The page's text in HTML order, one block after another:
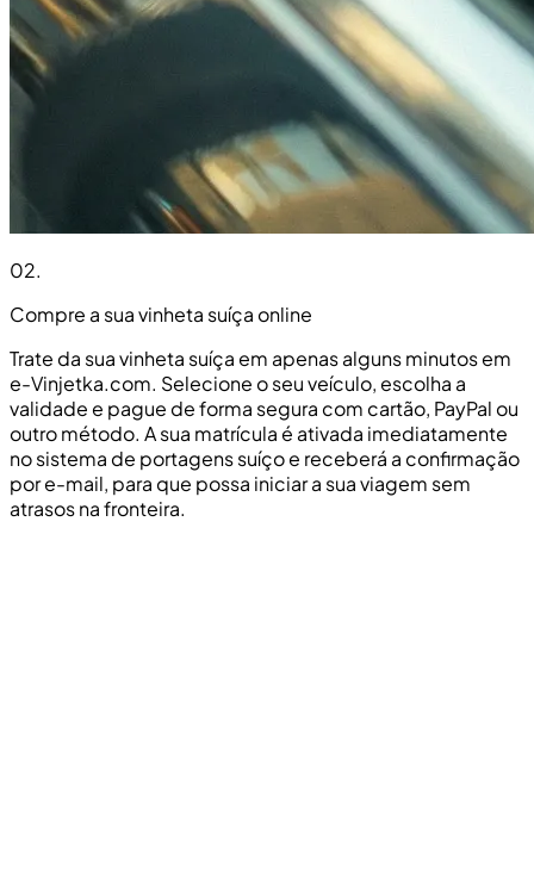
02.
Compre a sua vinheta suíça online
Trate da sua vinheta suíça em apenas alguns minutos em
e-Vinjetka.com. Selecione o seu veículo, escolha a
validade e pague de forma segura com cartão, PayPal ou
outro método. A sua matrícula é ativada imediatamente
no sistema de portagens suíço e receberá a confirmação
por e-mail, para que possa iniciar a sua viagem sem
atrasos na fronteira.